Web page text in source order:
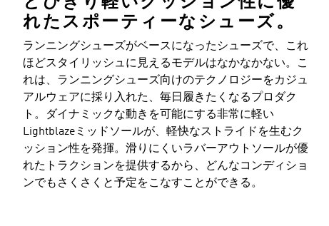
れたスポーティーなシューズ。
ランニングシューズがベースになったシューズで、これ
ほどスタイリッシュに見えるモデルはなかなかない。こ
れは、ランニングシューズ向けのテクノロジーをカジュ
アルウェアに採り入れた、毎日履きたくなるプロダク
ト。ダイナミックな動きを可能にする非常に軽い
Lightblazeミッドソールが、軽快なストライドを生むク
ッション性を発揮。滑りにくいラバーアウトソールが優
れたトラクションを提供するから、どんなコンディショ
ンでもさくさくと予定をこなすことができる。